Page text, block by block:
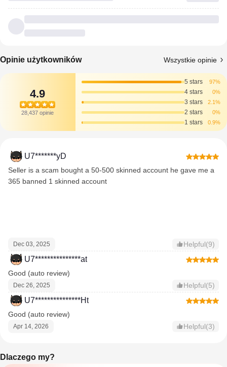
Opinie użytkowników Wszystkie opinie
4.9
28,437 opinie
5 stars 97%
4 stars 0%
3 stars 2.1%
2 stars 0%
1 stars 0.9%
U7*******yD
Seller is a scam bought a 50-500 skinned account he gave me a
365 banned 1 skinned account
Dec 03, 2025 Helpful(9)
U7***************at
Good (auto review)
Dec 26, 2025 Helpful(5)
U7***************Ht
Good (auto review)
Apr 14, 2026 Helpful(3)
Dlaczego my?